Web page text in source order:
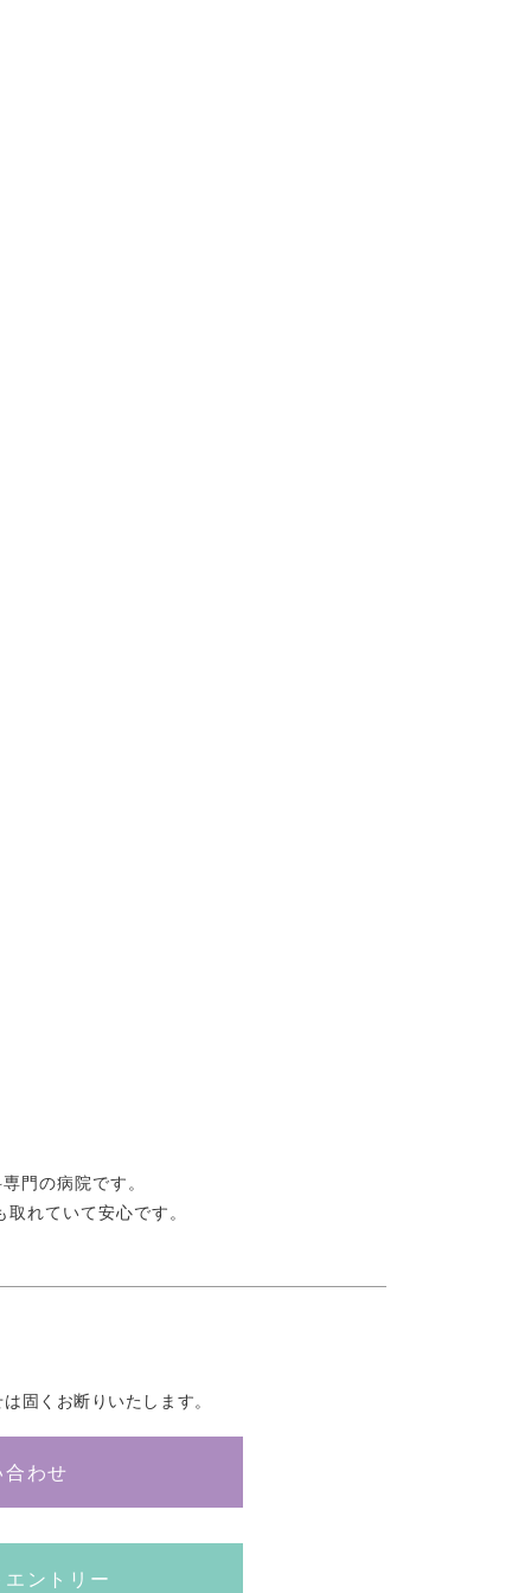
門の病院です。
れていて安心です。
固くお断りいたします。
わせ
ントリー